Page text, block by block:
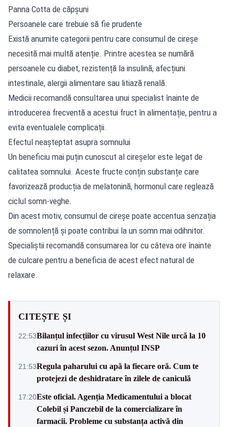
Panna Cotta de căpșuni
Persoanele care trebuie să fie prudente
Există anumite categorii pentru care consumul de cireșe
necesită mai multă atenție. Printre acestea se numără
persoanele cu diabet, rezistență la insulină, afecțiuni
intestinale, alergii alimentare sau litiază renală.
Medicii recomandă consultarea unui specialist înainte de
introducerea frecventă a acestui fruct în alimentație, pentru a
evita eventualele complicații.
Efectul neașteptat asupra somnului
Un beneficiu mai puțin cunoscut al cireșelor este legat de
calitatea somnului. Aceste fructe conțin substanțe care
favorizează producția de melatonină, hormonul care reglează
ciclul somn-veghe.
Din acest motiv, consumul de cireșe poate accentua senzația
de somnolență și poate contribui la un somn mai odihnitor.
Specialiștii recomandă consumarea lor cu câteva ore înainte
de culcare pentru a beneficia de acest efect natural de
relaxare.
CITEȘTE ȘI
22:53Bilanțul infecțiilor cu virusul West Nile urcă la 10
cazuri în acest sezon. Anunțul INSP
21:53Regula paharului cu apă la fiecare oră. Cum te
protejezi de deshidratare în zilele de caniculă
17:20Este oficial. Agenția Medicamentului a blocat
Colebil și Panczebil de la comercializare în
farmacii. Probleme cu substanța activă din